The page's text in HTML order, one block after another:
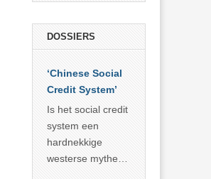
DOSSIERS
‘Chinese Social
Credit System’
Is het social credit
system een
hardnekkige
westerse mythe of